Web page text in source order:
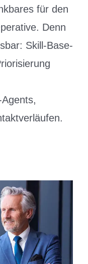
für den
Denn
Skill-Base-